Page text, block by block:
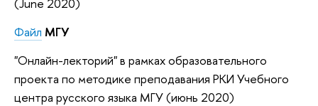
(June 2020)
Файл МГУ
"Онлайн-лекторий" в рамках образовательного
проекта по методике преподавания РКИ Учебного
центра русского языка МГУ (июнь 2020)